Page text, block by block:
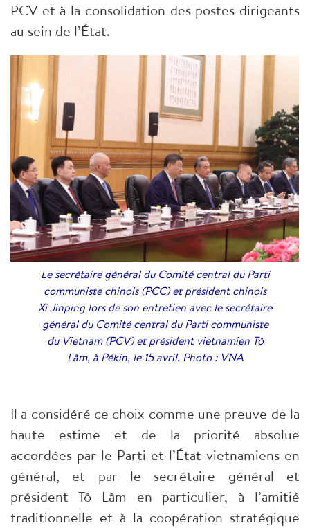
PCV et à la consolidation des postes dirigeants
au sein de l’État.
Le secrétaire général du Comité central du Parti
communiste chinois (PCC) et président chinois
Xi Jinping lors de son entretien avec le secrétaire
général du Comité central du Parti communiste
du Vietnam (PCV) et président vietnamien Tô
Lâm, à Pékin, le 15 avril. Photo : VNA
Il a considéré ce choix comme une preuve de la
haute estime et de la priorité absolue
accordées par le Parti et l’État vietnamiens en
général, et par le secrétaire général et
président Tô Lâm en particulier, à l’amitié
traditionnelle et à la coopération stratégique